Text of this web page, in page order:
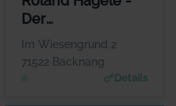
Der
Unternehmer-
Berater
Im Wiesengrund 2
71522 Backnang
Details